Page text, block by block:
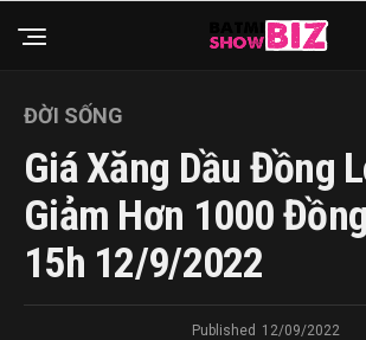
ĐỜI SỐNG
Giá Xăng Dầu Đồng
Giảm Hơn 1000
15h 12/9/2022
Published 12/09/2022